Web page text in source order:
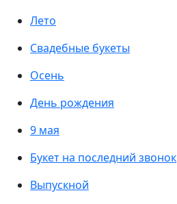
Лето
Свадебные букеты
Осень
День рождения
9 мая
Букет на последний звонок
Выпускной